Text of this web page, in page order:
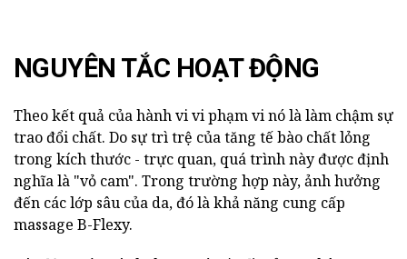
NGUYÊN TẮC HOẠT ĐỘNG
Theo kết quả của hành vi vi phạm vi nó là làm chậm sự
trao đổi chất. Do sự trì trệ của tăng tế bào chất lỏng
trong kích thước - trực quan, quá trình này được định
nghĩa là "vỏ cam". Trong trường hợp này, ảnh hưởng
đến các lớp sâu của da, đó là khả năng cung cấp
massage B-Flexy.